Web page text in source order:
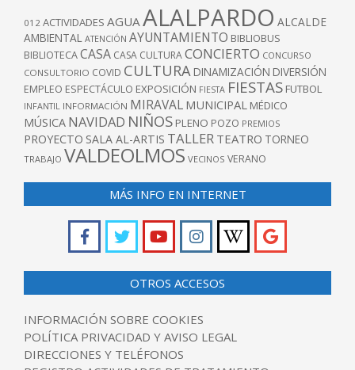
012 ACTIVIDADES AGUA ALALPARDO ALCALDE
AMBIENTAL ATENCIÓN AYUNTAMIENTO BIBLIOBUS
BIBLIOTECACASA CASA CULTURACONCIERTO CONCURSO
CONSULTORIO COVID CULTURA DINAMIZACIÓN DIVERSIÓN
EMPLEO ESPECTÁCULO EXPOSICIÓN FIESTA FIESTAS FUTBOL
INFANTIL INFORMACIÓN MIRAVAL MUNICIPAL MÉDICO
MÚSICA NAVIDAD NIÑOS PLENO POZO PREMIOS
PROYECTO SALA AL-ARTIS TALLER TEATRO TORNEO
TRABAJO VALDEOLMOS VECINOS VERANO
MÁS INFO EN INTERNET
OTROS ACCESOS
INFORMACIÓN SOBRE COOKIES
POLÍTICA PRIVACIDAD Y AVISO LEGAL
DIRECCIONES Y TELÉFONOS